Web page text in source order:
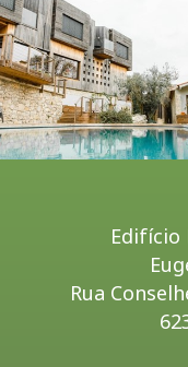
Edifício
Rua